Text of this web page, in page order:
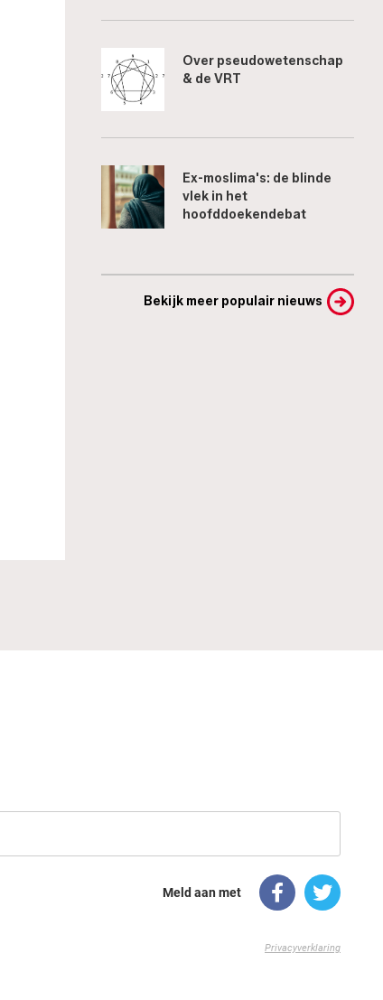
Over pseudowetenschap
& de VRT
Ex-moslima's: de blinde
vlek in het
hoofddoekendebat
Bekijk meer populair nieuws